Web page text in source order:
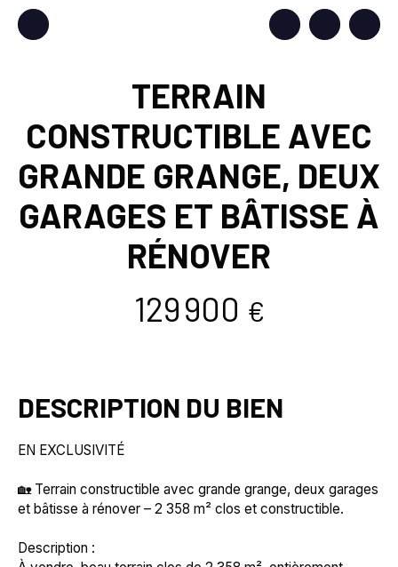
TERRAIN
CONSTRUCTIBLE AVEC
GRANDE GRANGE, DEUX
GARAGES ET BÂTISSE À
RÉNOVER
129 900 €
DESCRIPTION DU BIEN
EN EXCLUSIVITÉ
🏡 Terrain constructible avec grande grange, deux garages
et bâtisse à rénover – 2 358 m² clos et constructible.
Description :